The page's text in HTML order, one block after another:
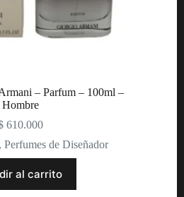
– Parfum – 100ml –
Hombre
610.000
Perfumes de Diseñador
al carrito